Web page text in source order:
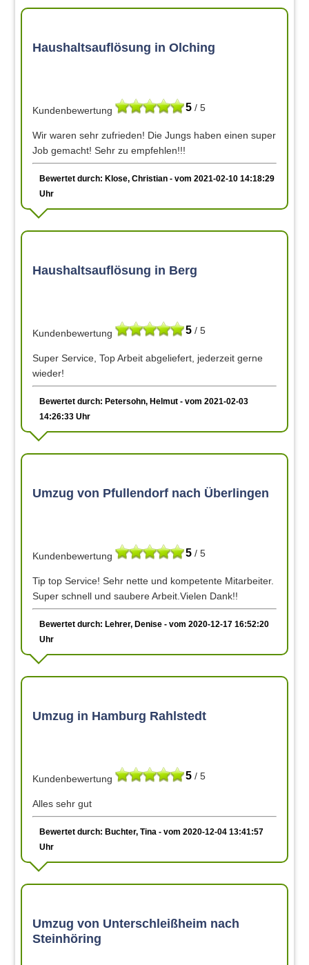
Haushaltsauflösung in Olching
5 / 5
Kundenbewertung
Wir waren sehr zufrieden! Die Jungs haben einen super
Job gemacht! Sehr zu empfehlen!!!
Bewertet durch: Klose, Christian - vom 2021-02-10 14:18:29
Uhr
Haushaltsauflösung in Berg
5 / 5
Kundenbewertung
Super Service, Top Arbeit abgeliefert, jederzeit gerne
wieder!
Bewertet durch: Petersohn, Helmut - vom 2021-02-03
14:26:33 Uhr
Umzug von Pfullendorf nach Überlingen
5 / 5
Kundenbewertung
Tip top Service! Sehr nette und kompetente Mitarbeiter.
Super schnell und saubere Arbeit.Vielen Dank!!
Bewertet durch: Lehrer, Denise - vom 2020-12-17 16:52:20
Uhr
Umzug in Hamburg Rahlstedt
5 / 5
Kundenbewertung
Alles sehr gut
Bewertet durch: Buchter, Tina - vom 2020-12-04 13:41:57
Uhr
Umzug von Unterschleißheim nach
Steinhöring